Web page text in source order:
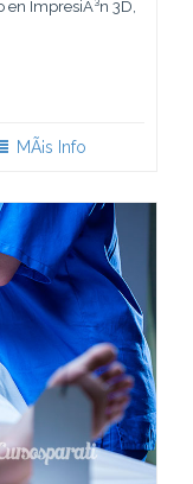
en ImpresiÃ³n 3D,
MÃ¡s Info